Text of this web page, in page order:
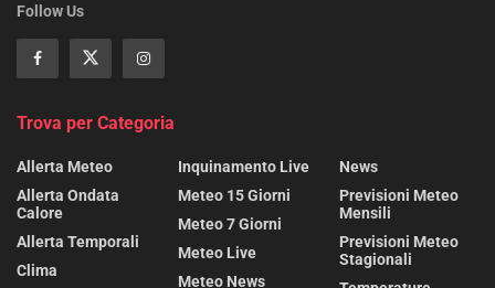
Follow Us
Trova per Categoria
Allerta Meteo
Allerta Ondata
Calore
Allerta Temporali
Clima
Inquinamento Live
Meteo 15 Giorni
Meteo 7 Giorni
Meteo Live
Meteo News
News
Previsioni Meteo
Mensili
Previsioni Meteo
Stagionali